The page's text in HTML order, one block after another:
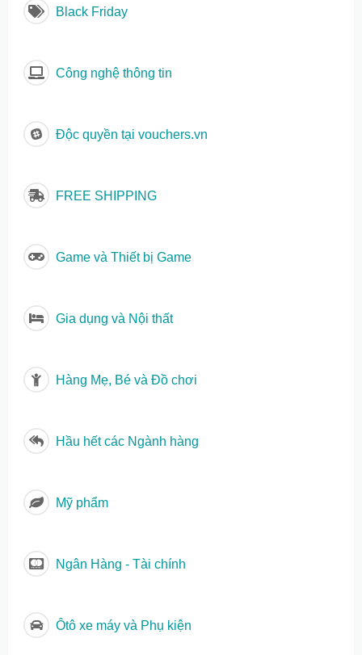
Black Friday
Công nghệ thông tin
Độc quyền tại vouchers.vn
FREE SHIPPING
Game và Thiết bị Game
Gia dụng và Nội thất
Hàng Mẹ, Bé và Đồ chơi
Hầu hết các Ngành hàng
Mỹ phẩm
Ngân Hàng - Tài chính
Ôtô xe máy và Phụ kiện